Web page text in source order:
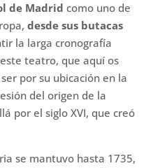
de Madrid como uno de
desde sus butacas
la larga cronografía
teatro, que aquí os
por su ubicación en la
del origen de la
por el siglo XVI, que creó
se mantuvo hasta 1735,